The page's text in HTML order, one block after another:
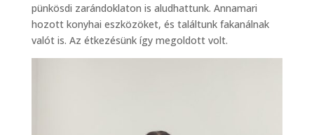
pünkösdi zarándoklaton is aludhattunk. Annamari
hozott konyhai eszközöket, és találtunk fakanálnak
valót is. Az étkezésünk így megoldott volt.